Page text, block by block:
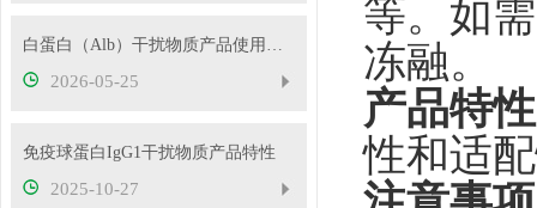
白蛋白（Alb）干扰物质产品使用方法
2026-05-25
免疫球蛋白IgG1干扰物质产品特性
2025-10-27
等。如
冻融。
产品特
性和适